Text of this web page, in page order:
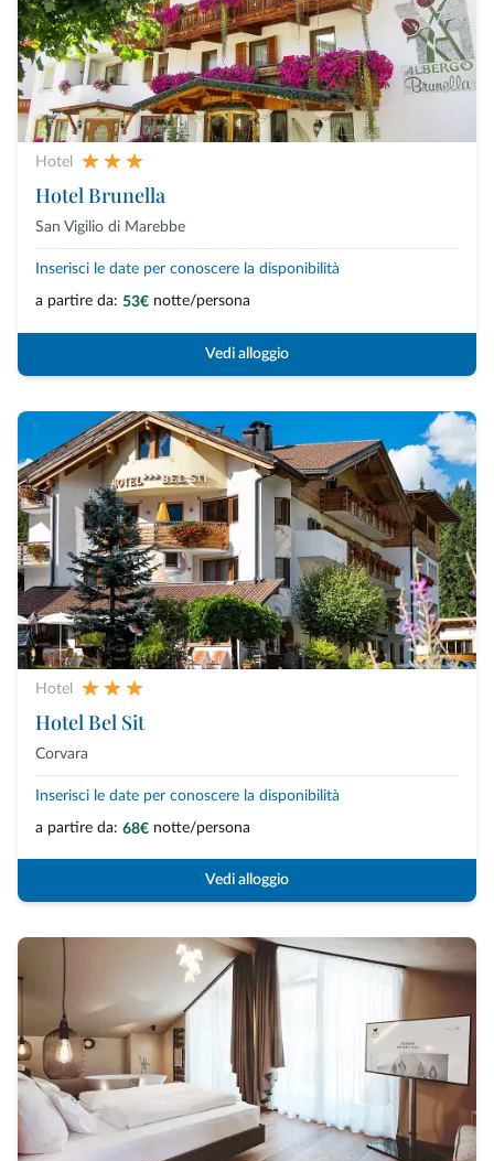
Hotel
Hotel Brunella
San Vigilio di Marebbe
Inserisci le date per conoscere la disponibilità
a partire da: 53€ notte/persona
Vedi alloggio
Hotel
Hotel Bel Sit
Corvara
Inserisci le date per conoscere la disponibilità
a partire da: 68€ notte/persona
Vedi alloggio